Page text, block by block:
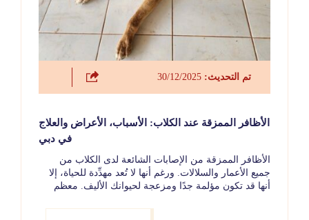
تم التحديث:
الأظافر الممزقة عند الكلاب: الأسباب، الأعراض والعلاج
في دبي
الأظافر الممزقة من الإصابات الشائعة لدى الكلاب من
جميع الأعمار والسلالات. ورغم أنها لا تُعد مهدِّدة للحياة، إلا
أنها قد تكون مؤلمة جدًا ومزعجة لحيوانك الأليف. معظم
الأحيان تكون زيارة الطبيب البيطري ضرورية لإزالة الجزء